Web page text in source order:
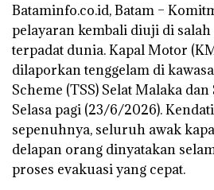
‎Bataminfo.co.id, Batam –
pelayaran kembali diuji di
terpadat dunia. Kapal Motor
dilaporkan tenggelam di
Scheme (TSS) Selat Malaka
Selasa pagi (23/6/2026).
sepenuhnya, seluruh awak
delapan orang dinyatakan
proses evakuasi yang cepat.